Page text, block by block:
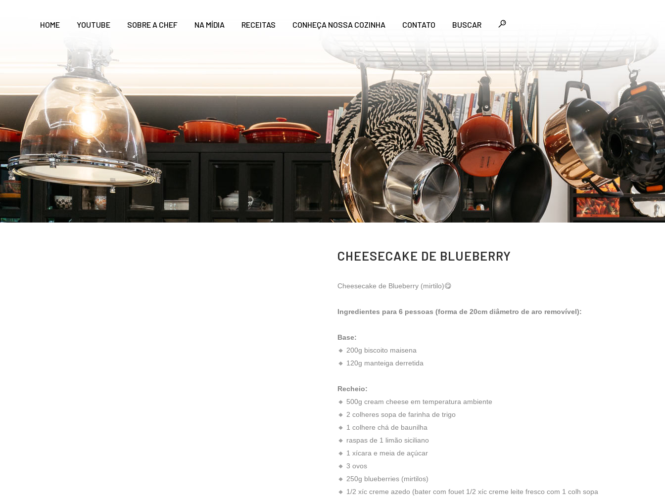
HOME YOUTUBE SOBRE A CHEF NA MÍDIA RECEITAS CONHEÇA NOSSA COZINHA CONTATO BUSCAR
CHEESECAKE DE BLUEBERRY
Cheesecake de Blueberry (mirtilo)😋
Ingredientes para 6 pessoas (forma de 20cm diâmetro de aro removível):
Base:
🔸 200g biscoito maisena
🔸 120g manteiga derretida
Recheio:
🔸 500g cream cheese em temperatura ambiente
🔸 2 colheres sopa de farinha de trigo
🔸 1 colhere chá de baunilha
🔸 raspas de 1 limão siciliano
🔸 1 xícara e meia de açúcar
🔸 3 ovos
🔸 250g blueberries (mirtilos)
🔸 1/2 xíc creme azedo (bater com fouet 1/2 xíc creme leite fresco com 1 colh sopa